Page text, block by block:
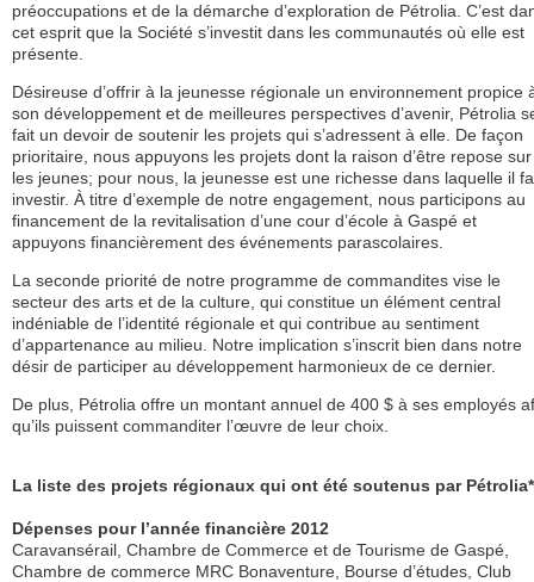
préoccupations et de la démarche d’exploration de Pétrolia. C’est
cet esprit que la Société s’investit dans les communautés où elle est
présente.
Désireuse d’offrir à la jeunesse régionale un environnement propice
son développement et de meilleures perspectives d’avenir, Pétrolia
fait un devoir de soutenir les projets qui s’adressent à elle. De façon
prioritaire, nous appuyons les projets dont la raison d’être repose sur
les jeunes; pour nous, la jeunesse est une richesse dans laquelle il
investir. À titre d’exemple de notre engagement, nous participons au
financement de la revitalisation d’une cour d’école à Gaspé et
appuyons financièrement des événements parascolaires.
La seconde priorité de notre programme de commandites vise le
secteur des arts et de la culture, qui constitue un élément central
indéniable de l’identité régionale et qui contribue au sentiment
d’appartenance au milieu. Notre implication s’inscrit bien dans notre
désir de participer au développement harmonieux de ce dernier.
De plus, Pétrolia offre un montant annuel de 400 $ à ses employés
qu’ils puissent commanditer l’œuvre de leur choix.
La liste des projets régionaux qui ont été soutenus par Pétrolia*
Dépenses pour l’année financière 2012
Caravansérail, Chambre de Commerce et de Tourisme de Gaspé,
Chambre de commerce MRC Bonaventure, Bourse d’études, Club